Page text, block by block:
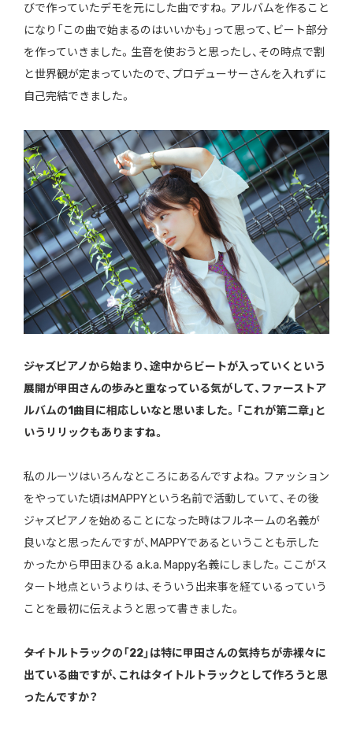
びで作っていたデモを元にした曲ですね。アルバムを作ること
になり「この曲で始まるのはいいかも」って思って、ビート部分
を作っていきました。生音を使おうと思ったし、その時点で割
と世界観が定まっていたので、プロデューサーさんを入れずに
自己完結できました。
――ジャズピアノから始まり、途中からビートが入っていくという
展開が甲田さんの歩みと重なっている気がして、ファーストア
ルバムの1曲目に相応しいなと思いました。「これが第二章」と
いうリリックもありますね。
私のルーツはいろんなところにあるんですよね。ファッション
をやっていた頃はMAPPYという名前で活動していて、その後
ジャズピアノを始めることになった時はフルネームの名義が
良いなと思ったんですが、MAPPYであるということも示した
かったから甲田まひる a.k.a. Mappy名義にしました。ここがス
タート地点というよりは、そういう出来事を経ているっていう
ことを最初に伝えようと思って書きました。
――タイトルトラックの「22」は特に甲田さんの気持ちが赤裸々に
出ている曲ですが、これはタイトルトラックとして作ろうと思
ったんですか？